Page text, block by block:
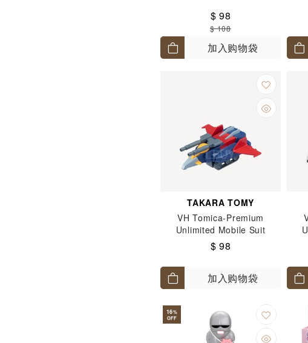
$ 98
$ 108
加入购物袋
TAKARA TOMY
VH Tomica-Premium
Unlimited Mobile Suit
Gundam G-Fighter
$ 98
加入购物袋
16%
OFF